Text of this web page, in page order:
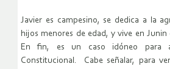
Javier es campesino, se dedica a la
hijos menores de edad, y vive en Junin
En fin, es un caso idóneo para
Constitucional. Cabe señalar, para